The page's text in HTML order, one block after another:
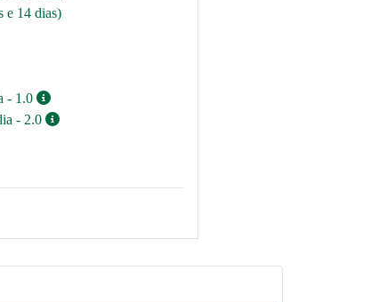
e 14 dias)
- 1.0
- 2.0